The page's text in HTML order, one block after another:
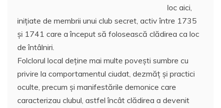
loc aici,
iniţiate de membrii unui club secret, activ între 1735
și 1741 care a început să folosească clădirea ca loc
de întâlniri.
Folclorul local deţine mai multe poveşti sumbre cu
privire la comportamentul ciudat, dezmăț și practici
oculte, precum şi manifestările demonice care
caracterizau clubul, astfel încât clădirea a devenit